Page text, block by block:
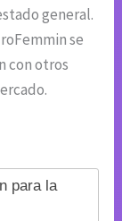
general.
se
con otros
para la